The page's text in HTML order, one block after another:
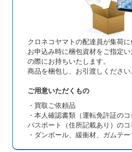
クロネコヤマトの配達員が集荷に
お申込み時に梱包資材をご指定
の際にお持ちいたします。
商品を梱包し、お引渡しください
ご用意いただくもの
・買取ご依頼品
・本人確認書類（運転免許証のコ
パスポート（住所記載あり）のコ
・ダンボール、緩衝材、ガムテ